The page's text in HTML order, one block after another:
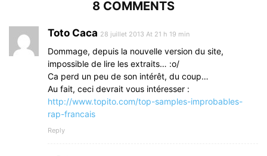
8 COMMENTS
Toto Caca 28 juillet 2013 At 21 h 19 min
Dommage, depuis la nouvelle version du site,
impossible de lire les extraits… :o/
Ca perd un peu de son intérêt, du coup…
Au fait, ceci devrait vous intéresser :
http://www.topito.com/top-samples-improbables-
rap-francais
Reply